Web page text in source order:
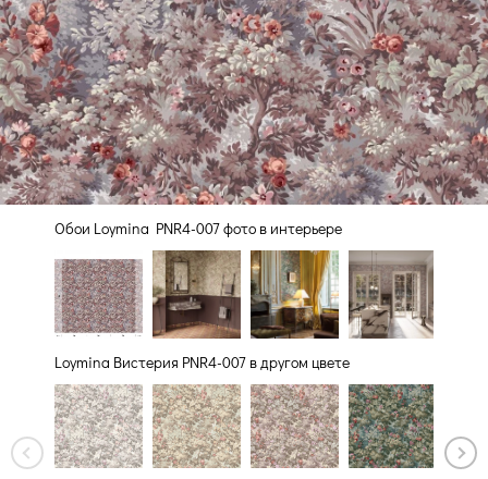
Обои Loymina PNR4-007 фото в интерьере
Loymina Вистерия PNR4-007 в другом цвете